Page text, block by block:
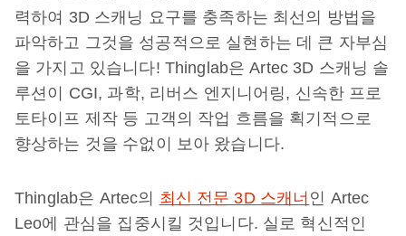
력하여 3D 스캐닝 요구를 충족하는 최선의 방법을
파악하고 그것을 성공적으로 실현하는 데 큰 자부심
을 가지고 있습니다! Thinglab은 Artec 3D 스캐닝 솔
루션이 CGI, 과학, 리버스 엔지니어링, 신속한 프로
토타이프 제작 등 고객의 작업 흐름을 획기적으로
향상하는 것을 수없이 보아 왔습니다.
Thinglab은 Artec의 최신 전문 3D 스캐너 인 Artec
Leo에 관심을 집중시킬 것입니다. 실로 혁신적인